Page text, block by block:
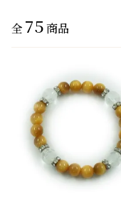
全 75商品